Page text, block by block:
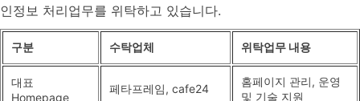
인정보 처리업무를 위탁하고 있습니다.
구분 수탁업체 위탁업무 내용
대표
Homepage
페타프레임, cafe24
홈페이지 관리, 운영
및 기술 지원